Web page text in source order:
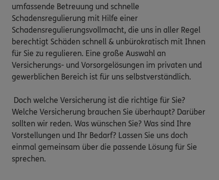
umfassende Betreuung und schnelle
Schadensregulierung mit Hilfe einer
Schadensregulierungsvollmacht, die uns in aller Regel
berechtigt Schäden schnell & unbürokratisch mit Ihnen
für Sie zu regulieren. Eine große Auswahl an
Versicherungs- und Vorsorgelösungen im privaten und
gewerblichen Bereich ist für uns selbstverständlich.
Welche Versicherung brauchen Sie überhaupt? Darüber
sollten wir reden. Was wünschen Sie? Was sind Ihre
Vorstellungen und Ihr Bedarf? Lassen Sie uns doch
einmal gemeinsam über die passende Lösung für Sie
sprechen.